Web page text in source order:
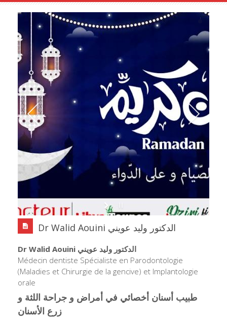
Dr Walid Aouini الدكتور وليد عويني
Dr Walid Aouini الدكتور وليد عويني
Médecin dentiste Spécialiste en Parodontologie
(Maladies et Chirurgie de la gencive) et Implantologie
orale
طبيب أسنان أخصائي في أمراض و جراحة اللثة و
زرع الأسنان